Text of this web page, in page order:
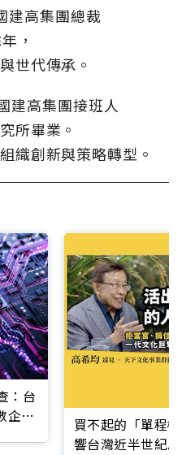
高集團總裁
，
世代傳承。
高集團接班人
所畢業。
織創新與策略轉型。
：台
企業
買不起的「單程
響台灣近半世紀